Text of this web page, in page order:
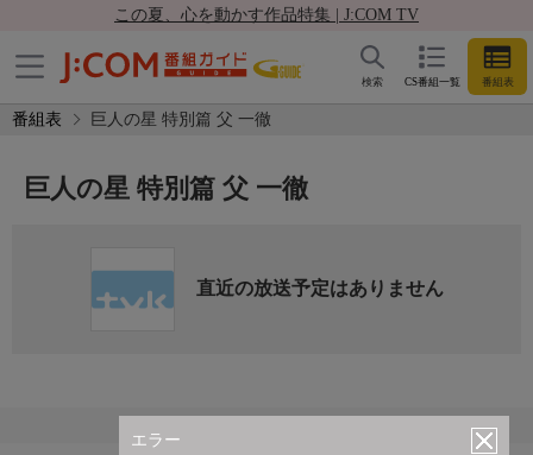
この夏、心を動かす作品特集 | J:COM TV
CS番組一覧 番組表
検索
番組表 巨人の星 特別篇 父 一徹
エラー
巨人の星 特別篇 父 一徹
直近の放送予定はありません